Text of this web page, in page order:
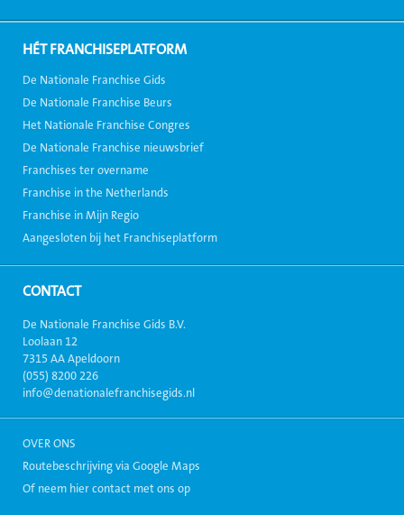
HÉT FRANCHISEPLATFORM
De Nationale Franchise Gids
De Nationale Franchise Beurs
Het Nationale Franchise Congres
De Nationale Franchise nieuwsbrief
Franchises ter overname
Franchise in the Netherlands
Franchise in Mijn Regio
Aangesloten bij het Franchiseplatform
CONTACT
De Nationale Franchise Gids B.V.
Loolaan 12
7315 AA Apeldoorn
(055) 8200 226
info@denationalefranchisegids.nl
OVER ONS
Routebeschrijving via Google Maps
Of neem hier contact met ons op